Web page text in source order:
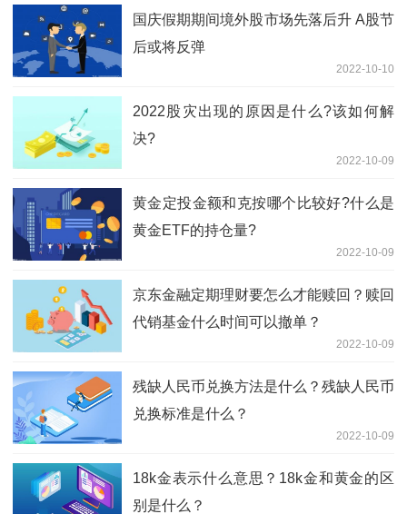
国庆假期期间境外股市场先落后升 A股节
后或将反弹
2022-10-10
2022股灾出现的原因是什么?该如何解
决?
2022-10-09
黄金定投金额和克按哪个比较好?什么是
黄金ETF的持仓量?
2022-10-09
京东金融定期理财要怎么才能赎回？赎回
代销基金什么时间可以撤单？
2022-10-09
残缺人民币兑换方法是什么？残缺人民币
兑换标准是什么？
2022-10-09
18k金表示什么意思？18k金和黄金的区
别是什么？